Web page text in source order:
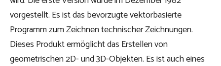
vorgestellt. Es ist das bevorzugte vektorbasierte
Programm zum Zeichnen technischer Zeichnungen.
Dieses Produkt ermöglicht das Erstellen von
geometrischen 2D- und 3D-Objekten. Es ist auch eines